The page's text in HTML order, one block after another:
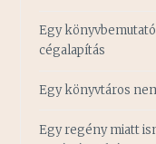
Egy
cégalapítás
Egy könyvtáros
Egy regény miatt